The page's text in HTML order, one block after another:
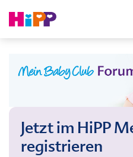
Jetzt im HiPP
registrieren